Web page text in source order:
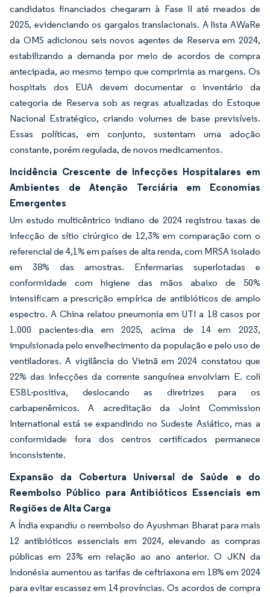
candidatos financiados chegaram à Fase II até meados de
2025, evidenciando os gargalos translacionais. A lista AWaRe
da OMS adicionou seis novos agentes de Reserva em 2024,
estabilizando a demanda por meio de acordos de compra
antecipada, ao mesmo tempo que comprimia as margens. Os
hospitais dos EUA devem documentar o inventário da
categoria de Reserva sob as regras atualizadas do Estoque
Nacional Estratégico, criando volumes de base previsíveis.
Essas políticas, em conjunto, sustentam uma adoção
constante, porém regulada, de novos medicamentos.
Incidência Crescente de Infecções Hospitalares em
Ambientes de Atenção Terciária em Economias
Emergentes
Um estudo multicêntrico indiano de 2024 registrou taxas de
infecção de sítio cirúrgico de 12,3% em comparação com o
referencial de 4,1% em países de alta renda, com MRSA isolado
em 38% das amostras. Enfermarias superlotadas e
conformidade com higiene das mãos abaixo de 50%
intensificam a prescrição empírica de antibióticos de amplo
espectro. A China relatou pneumonia em UTI a 18 casos por
1.000 pacientes-dia em 2025, acima de 14 em 2023,
impulsionada pelo envelhecimento da população e pelo uso de
ventiladores. A vigilância do Vietnã em 2024 constatou que
22% das infecções da corrente sanguínea envolviam E. coli
ESBL-positiva, deslocando as diretrizes para os
carbapenêmicos. A acreditação da Joint Commission
International está se expandindo no Sudeste Asiático, mas a
conformidade fora dos centros certificados permanece
inconsistente.
Expansão da Cobertura Universal de Saúde e do
Reembolso Público para Antibióticos Essenciais em
Regiões de Alta Carga
A Índia expandiu o reembolso do Ayushman Bharat para mais
12 antibióticos essenciais em 2024, elevando as compras
públicas em 23% em relação ao ano anterior. O JKN da
Indonésia aumentou as tarifas de ceftriaxona em 18% em 2024
para evitar escassez em 14 províncias. Os acordos de compra